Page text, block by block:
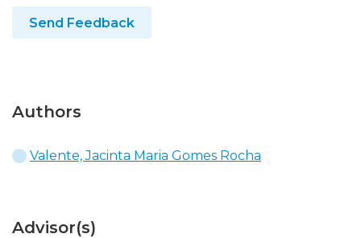
Send Feedback
Authors
Valente, Jacinta Maria Gomes Rocha
Advisor(s)